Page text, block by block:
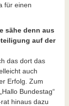
für einen
sähe denn aus
auf der
das dort das
auch
Erfolg. Zum
Bundestag“
hinaus dazu